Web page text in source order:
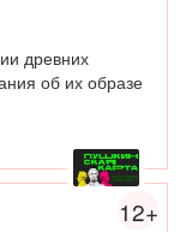
древних
об их образе
12+